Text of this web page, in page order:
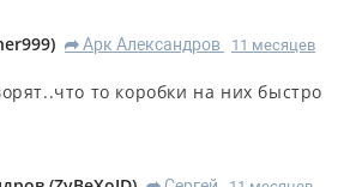
) R Арк Александров
11 месяцев
то коробки на них быстро